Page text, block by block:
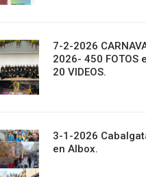
7-2-2026
2026- 450 FOTOS
20 VIDEOS.
3-1-2026
en Albox.